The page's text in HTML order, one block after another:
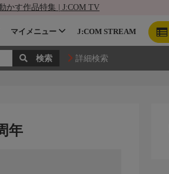
かす作品特集 | J:COM TV
マイメニュー J:COM STREAM
詳細検索
年